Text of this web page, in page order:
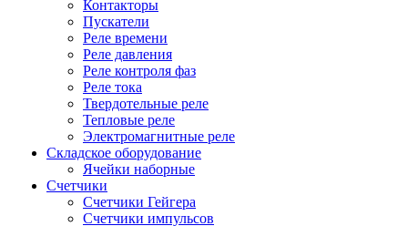
Контакторы
Пускатели
Реле времени
Реле давления
Реле контроля фаз
Реле тока
Твердотельные реле
Тепловые реле
Электромагнитные реле
Складское оборудование
Ячейки наборные
Счетчики
Счетчики Гейгера
Счетчики импульсов